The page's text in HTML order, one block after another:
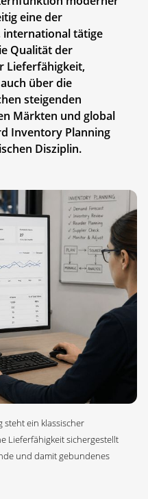
eine der
international tätige
Qualität der
Lieferfähigkeit,
über die
steigenden
Märkten und global
Inventory Planning
Disziplin.
steht ein klassischer
Lieferfähigkeit sichergestellt
und damit gebundenes